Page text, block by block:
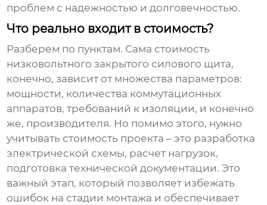
проблем с надежностью и долговечностью.
Что реально входит в стоимость?
Разберем по пунктам. Сама стоимость
низковольтного закрытого силового щита,
конечно, зависит от множества параметров:
мощности, количества коммутационных
аппаратов, требований к изоляции, и конечно
же, производителя. Но помимо этого, нужно
учитывать стоимость проекта – это разработка
электрической схемы, расчет нагрузок,
подготовка технической документации. Это
важный этап, который позволяет избежать
ошибок на стадии монтажа и обеспечивает